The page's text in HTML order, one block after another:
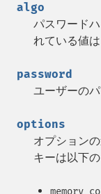
algo
パスワード
れている値は
password
ユーザーのパ
options
オプション
キーは以下